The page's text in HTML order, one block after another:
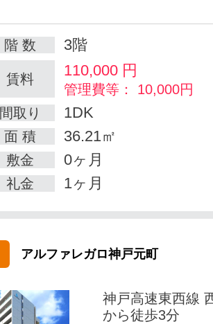
階 数 3階
賃料 110,000 円
管理費等： 10,000円
間取り
1DK
面 積 36.21㎡
敷金 0ヶ月
礼金 1ヶ月
アルファレガロ神戸元町
神戸高速東西線
から徒歩3分